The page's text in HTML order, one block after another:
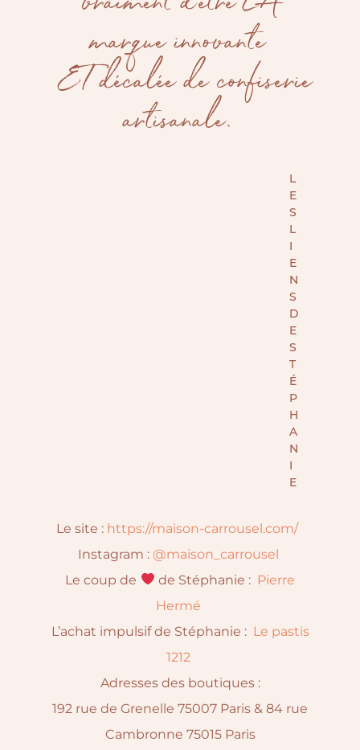
marque innovante
ET décalée de confiserie
artisanale.
L
E
S
L
I
E
N
S
D
E
S
T
É
P
H
A
N
I
E
Le site : https://maison-carrousel.com/
Instagram : @maison_carrousel
Le coup de
de Stéphanie : Pierre
Hermé
L’achat impulsif de Stéphanie : Le pastis
1212
Adresses des boutiques :
192 rue de Grenelle 75007 Paris & 84 rue
Cambronne 75015 Paris